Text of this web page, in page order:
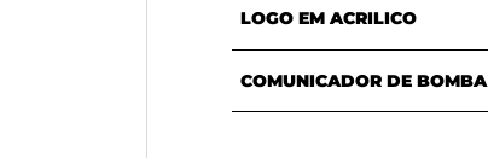
LOGO EM ACRILICO
COMUNICADOR DE BOMBA